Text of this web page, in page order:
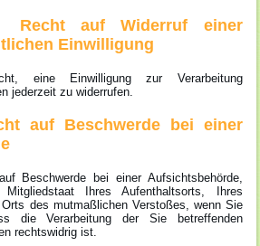
auf Widerruf einer
Einwilligung
eine Einwilligung zur Verarbeitung
jederzeit zu widerrufen.
Beschwerde bei einer
Beschwerde bei einer Aufsichtsbehörde,
Ihres Aufenthaltsorts, Ihres
des mutmaßlichen Verstoßes, wenn Sie
die Verarbeitung der Sie betreffenden
rechtswidrig ist.